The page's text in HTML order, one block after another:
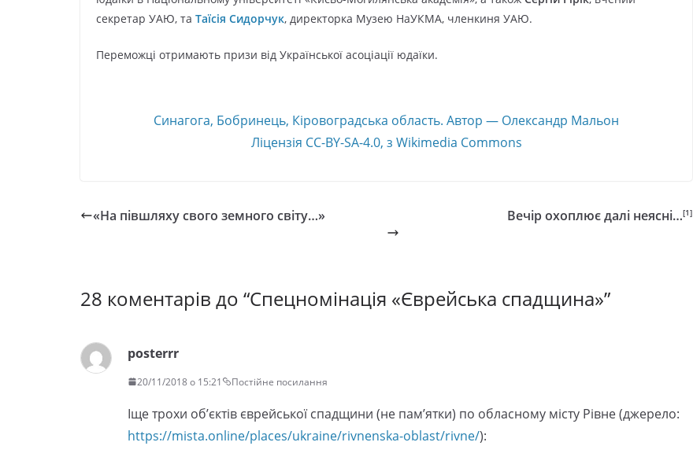
секретар УАЮ, та Таїсія Сидорчук, директорка Музею НаУКМА, членкиня УАЮ.
Переможці отримають призи від Української асоціації юдаїки.
Синагога, Бобринець, Кіровоградська область. Автор — Олександр Мальон
Ліцензія CC-BY-SA-4.0, з Wikimedia Commons
«На півшляху свого земного світу…» Вечір охоплює далі неясні…[1]
28 коментарів до “Спецномінація «Єврейська спадщина»”
posterrr
20/11/2018 о 15:21 Постійне посилання
Іще трохи об’єктів єврейської спадщини (не пам’ятки) по обласному місту Рівне (джерело:
https://mista.online/places/ukraine/rivnenska-oblast/rivne/):